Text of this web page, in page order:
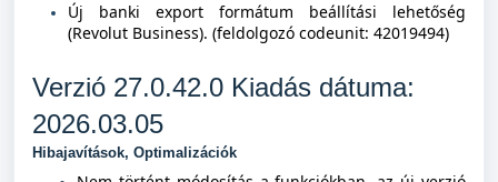
Új banki export formátum beállítási lehetőség
(Revolut Business). (feldolgozó codeunit: 42019494)
Verzió 27.0.42.0 Kiadás dátuma:
2026.03.05
Hibajavítások, Optimalizációk